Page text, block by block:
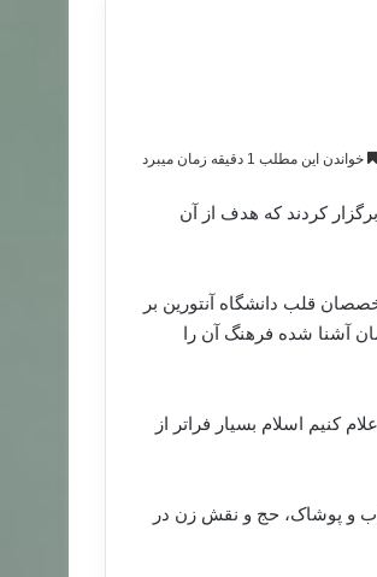
خواندن این مطلب 1 دقیقه زمان میبرد
کردند که هدف از آن
قلب دانشگاه آنتورین بر
آشنا شده فرهنگ آن را
کنیم اسلام بسیار فراتر از
و پوشاک، حج و نقش زن در